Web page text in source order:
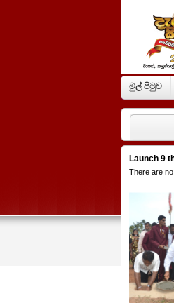
මුල් පිටුව
Launch 9
There are